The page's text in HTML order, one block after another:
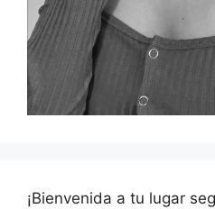
¡Bienvenida a tu lugar